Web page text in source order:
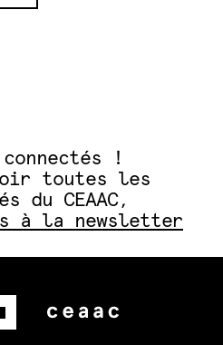
connectés !
toutes les
du CEAAC,
à la newsletter